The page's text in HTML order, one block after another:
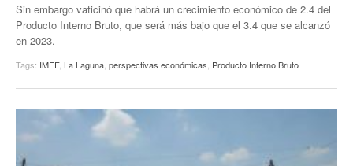
Sin embargo vaticinó que habrá un crecimiento económico de 2.4 del
Producto Interno Bruto, que será más bajo que el 3.4 que se alcanzó
en 2023.
Tags: IMEF, La Laguna perspectivas económicas Producto Interno Bruto